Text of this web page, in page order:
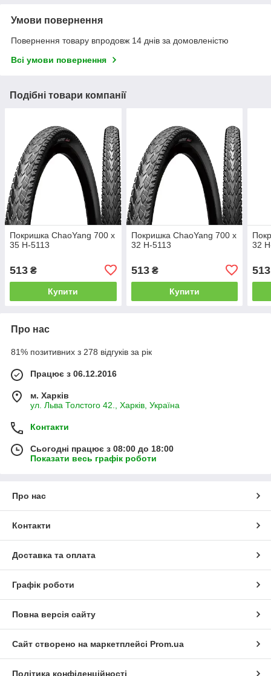
Умови повернення
Повернення товару впродовж 14 днів за домовленістю
Всі умови повернення
Подібні товари компанії
Покришка ChaoYang 700 x
35 H-5113
513 ₴
Купити
Покришка ChaoYang 700 x
32 H-5113
513₴
Купити
32
513
Про нас
81% позитивних з 278 відгуків за рік
Працює з 06.12.2016
м. Харків
ул. Льва Толстого 42., Харків, Україна
Контакти
Сьогодні працює з 08:00 до 18:00
Показати весь графік роботи
Про нас
Контакти
Доставка та оплата
Графік роботи
Повна версія сайту
Сайт створено на маркетплейсі Prom.ua
Політика конфіденційності